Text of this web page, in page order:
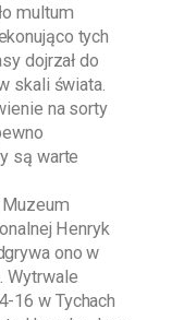
multum
tych
dojrzał do
skali świata.
na sorty
są warte
Muzeum
Henryk
ono w
Wytrwale
16 w Tychach